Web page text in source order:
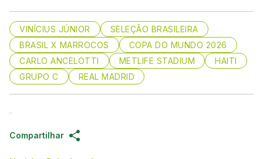
VINÍCIUS JÚNIOR
SELEÇÃO BRASILEIRA
BRASIL X MARROCOS
COPA DO MUNDO 2026
CARLO ANCELOTTI
METLIFE STADIUM
HAITI
GRUPO C
REAL MADRID
Compartilhar